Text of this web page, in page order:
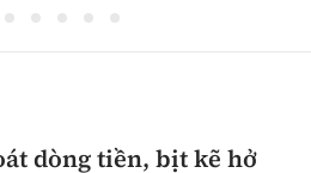
dòng tiền, bịt kẽ hở